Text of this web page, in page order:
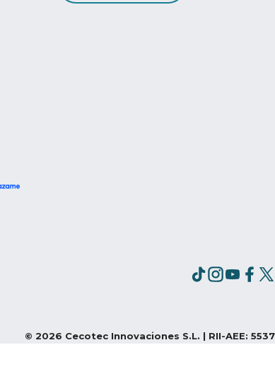
© 2026 Cecotec Innovaciones S.L. | RII-AEE: 5537